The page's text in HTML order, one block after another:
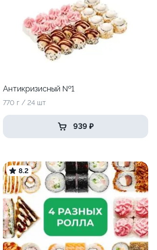
Антикризисный №1
770 г / 24 шт
939 ₽
8.2